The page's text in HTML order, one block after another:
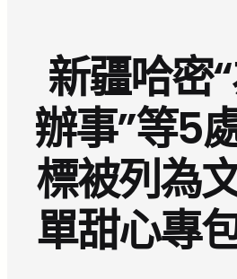
新疆哈密
辦事”等5
標被列為
單甜心專